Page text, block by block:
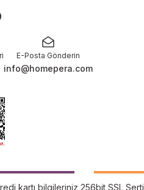
E-Posta Gönderin
info@homepera.com
kartı bilgileriniz 256bit SSL